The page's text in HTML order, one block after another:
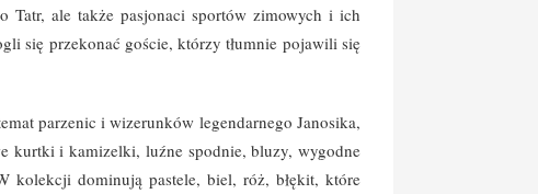
Tatr, ale także pasjonaci sportów zimowych i ich
się przekonać goście, którzy tłumnie pojawili się
parzenic i wizerunków legendarnego Janosika,
kurtki i kamizelki, luźne spodnie, bluzy, wygodne
kolekcji dominują pastele, biel, róż, błękit, które